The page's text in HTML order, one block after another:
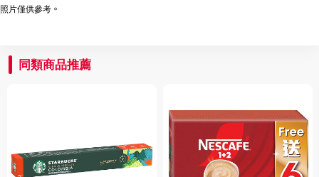
照片僅供參考。
同類商品推薦